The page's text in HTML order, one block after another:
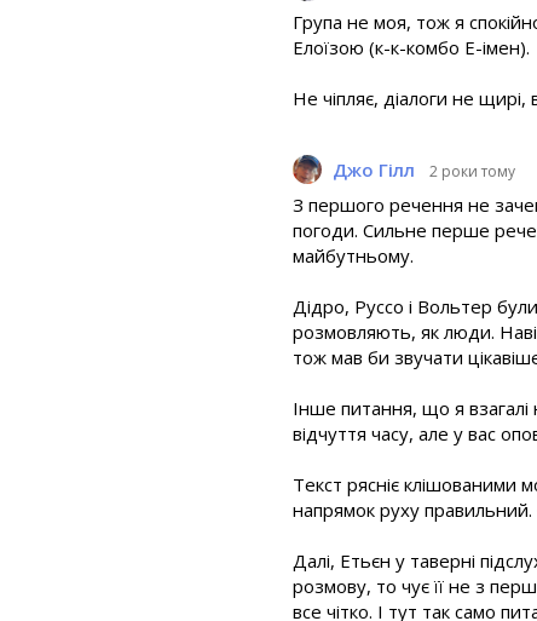
Група не моя, тож я
Елоїзою (к-к-комбо Е-імен).
Не чіпляє, діалоги не
Джо Гілл 2 роки тому
З першого речення не
погоди. Сильне перше
майбутньому.
Дідро, Руссо і Вольтер
розмовляють, як люди.
тож мав би звучати
Інше питання, що я
відчуття часу, але у вас
Текст рясніє клішованими
напрямок руху правильний.
Далі, Етьєн у таверні
розмову, то чує її не з
все чітко. І тут так само